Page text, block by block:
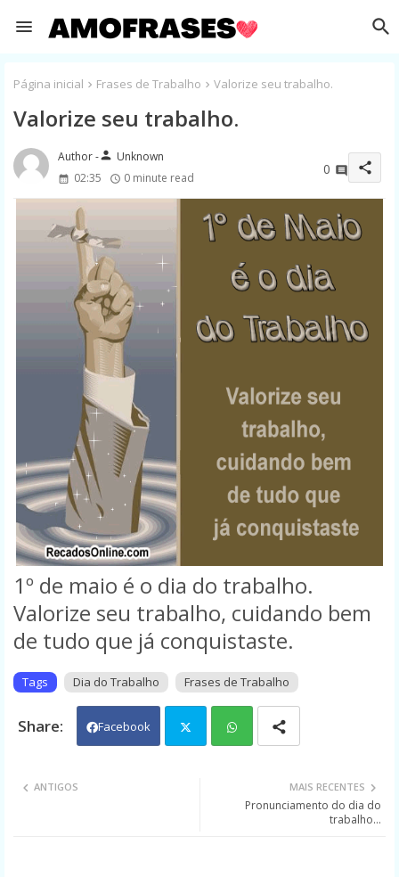
Página inicial Frases de Trabalho Valorize seu trabalho.
Valorize seu trabalho.
person Unknown
02:35
0 minute read
0 share
1º de maio é o dia do trabalho.
Valorize seu trabalho, cuidando bem
de tudo que já conquistaste.
Tags Dia do Trabalho Frases de Trabalho
Facebook
MAIS RECENTES
Pronunciamento do dia do
trabalho...
ANTIGOS